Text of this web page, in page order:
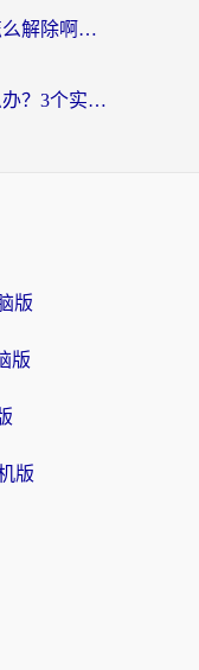
咪咕音乐国外听歌版权限制怎么解除啊？海外党亲测有效的回国加速方案
在加拿大用掌阅地区限制怎么办？3个实用技巧帮你轻松解决（附海外华人必备工具）
版
版
版